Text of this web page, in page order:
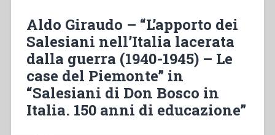
Apostolico
delle
terre
magellaniche
mons.
Giuseppe
Fagnano
Aldo Giraudo – “L’apporto dei
Salesiani nell’Italia lacerata
dalla guerra (1940-1945) – Le
case del Piemonte” in
“Salesiani di Don Bosco in
Italia. 150 anni di educazione”